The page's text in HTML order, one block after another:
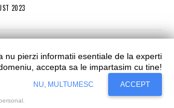
2023
cookies. Ce inseamna
Accept
nu pierzi informatii esentiale de la experti
accepta sa le impartasim cu tine!
NU, MULTUMESC ACCEPT